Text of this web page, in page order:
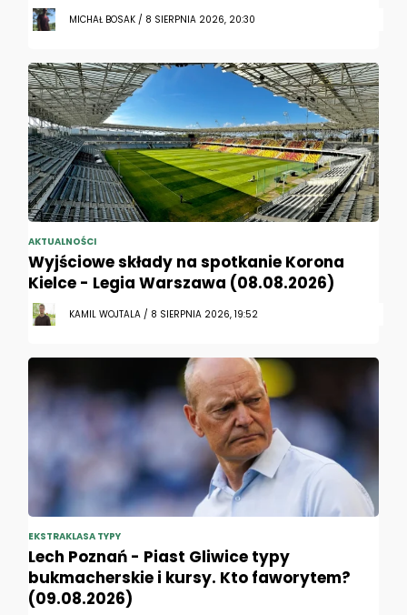
MICHAŁ BOSAK / 8 SIERPNIA 2026, 20:30
AKTUALNOŚCI
Wyjściowe składy na spotkanie Korona
Kielce - Legia Warszawa (08.08.2026)
KAMIL WOJTALA / 8 SIERPNIA 2026, 19:52
EKSTRAKLASA TYPY
Lech Poznań - Piast Gliwice typy
bukmacherskie i kursy. Kto faworytem?
(09.08.2026)